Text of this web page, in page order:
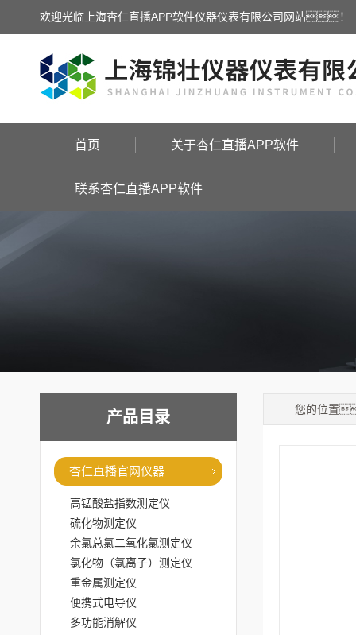
欢迎光临上海杏仁直播APP软件仪器仪表有限公司网站！
首页 关于杏仁直播APP软件
联系杏仁直播APP软件
产品目录
杏仁直播官网仪器
高锰酸盐指数测定仪
硫化物测定仪
余氯总氯二氧化氯测定仪
氯化物（氯离子）测定仪
重金属测定仪
便携式电导仪
多功能消解仪
您的位置